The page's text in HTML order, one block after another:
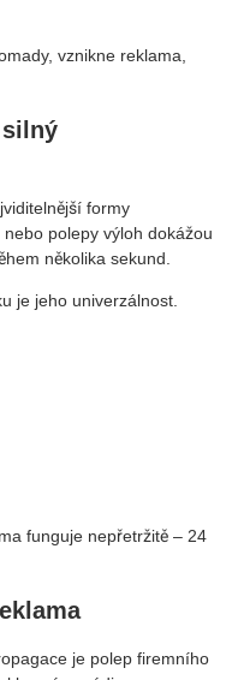
vznikne reklama,
formy
polepy výloh dokážou
několika sekund.
je jeho univerzálnost.
funguje nepřetržitě – 24
je polep firemního